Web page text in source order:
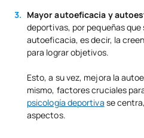
Mayor autoeficacia y
deportivas, por pequeñas
autoeficacia, es decir, la
para lograr objetivos.
Esto, a su vez, mejora la
mismo, factores cruciales
psicología deportiva se
aspectos.